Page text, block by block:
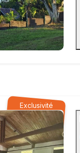
Exclusivité